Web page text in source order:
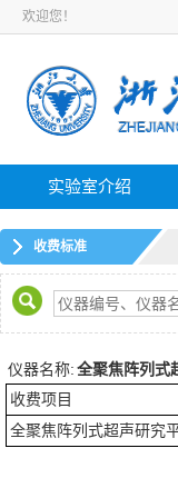
欢迎您！
实验室介绍
收费标准
仪器名称:全聚焦阵列式
收费项目
全聚焦阵列式超声研究